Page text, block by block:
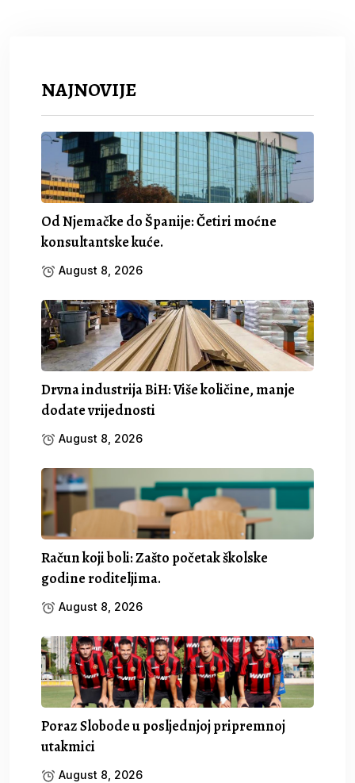
NAJNOVIJE
Od Njemačke do Španije: Četiri moćne
konsultantske kuće.
August 8, 2026
Drvna industrija BiH: Više količine, manje
dodate vrijednosti
August 8, 2026
Račun koji boli: Zašto početak školske
godine roditeljima.
August 8, 2026
Poraz Slobode u posljednjoj pripremnoj
utakmici
August 8, 2026